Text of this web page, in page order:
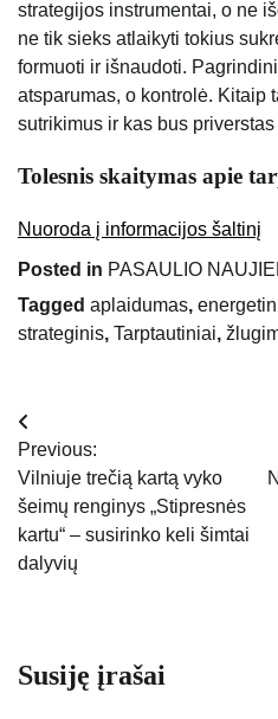
strategijos instrumentai, o ne
ne tik sieks atlaikyti tokius
formuoti ir išnaudoti.
atsparumas, o kontrolė. Kitaip
sutrikimus ir kas bus
Tolesnis skaitymas apie
Nuoroda į informacijos šaltinį
Posted in PASAULIO
Tagged aplaidumas,
strateginis, Tarptautiniai,
Navigacija
tarp
įrašų
Previous:
Vilniuje trečią kartą vyko
šeimų renginys „Stipresnės
kartu“ – susirinko keli šimtai
dalyvių
Susiję įrašai